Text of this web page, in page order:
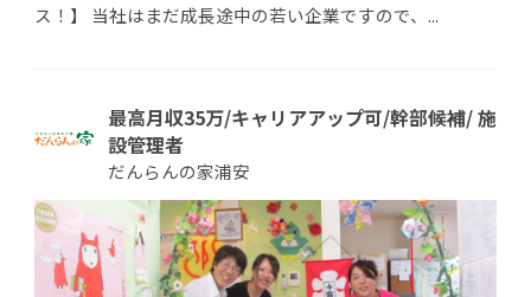
ス！】 当社はまだ成長途中の若い企業ですので、...
最高月収35万/キャリアアップ可/幹部候補/ 施
設管理者
だんらんの家浦安